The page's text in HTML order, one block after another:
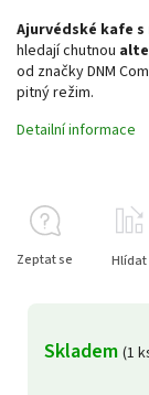
Skladem (1
Ajurvédské kafe
hledají chutnou
od značky DNM
pitný režim.
Detailní informace
Zeptat se Hlídat